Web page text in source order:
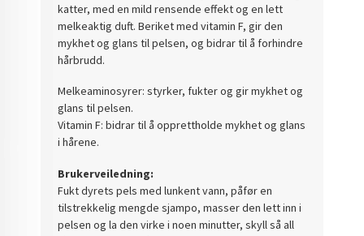
katter, med en mild rensende effekt og en lett
melkeaktig duft. Beriket med vitamin F, gir den
mykhet og glans til pelsen, og bidrar til å forhindre
hårbrudd.
Melkeaminosyrer: styrker, fukter og gir mykhet og
glans til pelsen.
Vitamin F: bidrar til å opprettholde mykhet og glans
i hårene.
Brukerveiledning:
Fukt dyrets pels med lunkent vann, påfør en
tilstrekkelig mengde sjampo, masser denlett inn i
pelsen og la den virke i noen minutter, skyll så all